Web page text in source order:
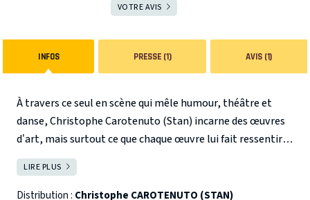
VOTRE AVIS
INFOS PRESSE (1) AVIS (1)
À travers ce seul en scène qui mêle humour, théâtre et
danse, Christophe Carotenuto (Stan) incarne des œuvres
d’art, mais surtout ce que chaque œuvre lui fait ressentir,
en inventant un récit qui se nourrit de la véritable histoire
de l’œuvre tout en tutoyant notre époque.
humanisée s’empare d’un thème avec sa propre voix et
LIRE PLUS
Distribution : Christophe CAROTENUTO (STAN)